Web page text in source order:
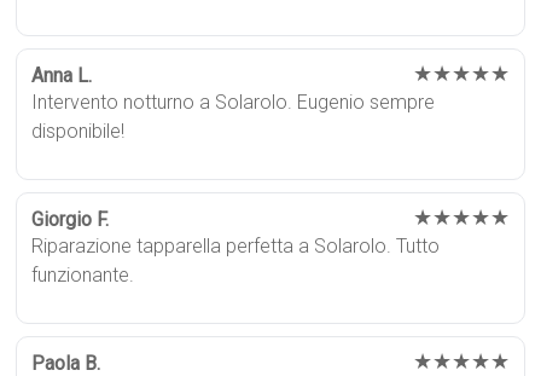
Anna L. ★★★★★
Intervento notturno a Solarolo. Eugenio sempre
disponibile!
Giorgio F. ★★★★★
Riparazione tapparella perfetta a Solarolo. Tutto
funzionante.
Paola B. ★★★★★